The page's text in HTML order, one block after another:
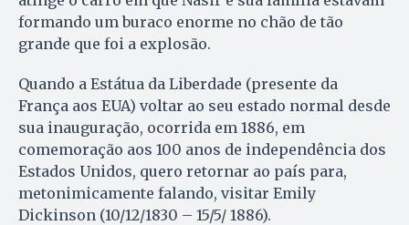
formando um buraco enorme no chão de tão
grande que foi a explosão.
Quando a Estátua da Liberdade (presente da
França aos EUA) voltar ao seu estado normal desde
sua inauguração, ocorrida em 1886, em
comemoração aos 100 anos de independência dos
Estados Unidos, quero retornar ao país para,
metonimicamente falando, visitar Emily
Dickinson (10/12/1830 – 15/5/ 1886).